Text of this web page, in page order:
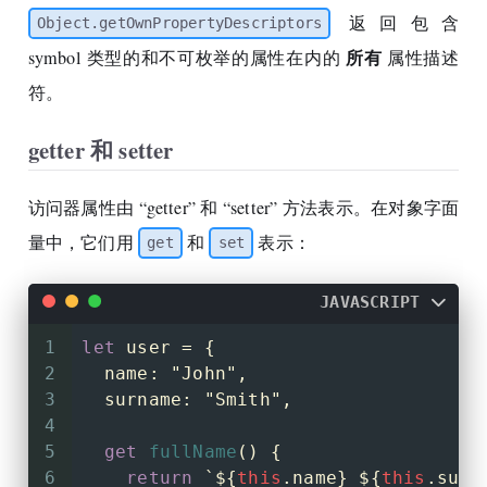
Object.getOwnPropertyDescriptors
返回包含
symbol 类型的和不可枚举的属性在内的 所有 属性描述
符。
getter 和 setter
访问器属性由 “getter” 和 “setter” 方法表示。在对象字面
量中，它们用
get 和 set 表示：
JAVASCRIPT
1
2
3
4
5
6
let
user = {
name : "John" ,
surname : "Smith" ,
get fullName () {
return
` ${this .name} ${this